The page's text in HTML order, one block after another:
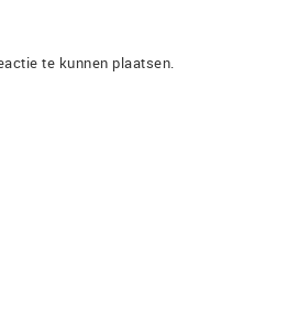
te kunnen plaatsen.